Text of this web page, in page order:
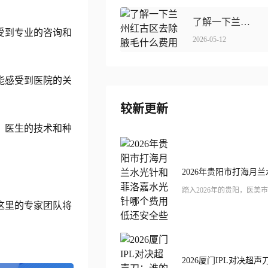
到专业的咨询和
感受到医院的关
医生的技术和种
里的专家团队将
了解一下兰州红古区去除腋毛什么费用线上免费查询(兰州市红古区做去除腋毛整形价格约为1000)
2026-05-12
较新更新